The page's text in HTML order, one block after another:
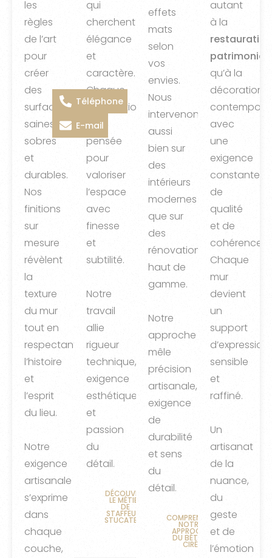
les
règles
de l’art
pour
créer
des
surfaces
saines,
sobres
et
durables.
Nos
finitions
sur
mesure
révèlent
la
texture
du mur
tout en
respectant
l’histoire
et
l’esprit
du lieu.
Notre
exigence
artisanale
s’exprime
dans
chaque
couche,
qui
cherchent
élégance
et
caractère.
Chaque
intervention
est
pensée
pour
valoriser
l’espace
avec
finesse
et
subtilité.
Notre
travail
allie
rigueur
technique,
exigence
esthétique
et
passion
du
détail.
DÉCOUVRIR
LE MÉTIER
DE
STAFFEUR-
STUCATEUR
effets
mats
selon
vos
envies.
Nous
intervenons
aussi
bien sur
des
intérieurs
modernes
que sur
des
rénovations
haut de
gamme.
Notre
approche
mêle
précision
artisanale,
exigence
de
durabilité
et sens
du
détail.
COMPRENDRE
NOTRE
APPROCHE
DU BÉTON
CIRÉ
autant
à la
restauration
qu’à la
décoration
avec
une
exigence
constante
de
qualité
et de
cohérence.
Chaque
mur
devient
un
support
d’expression
sensible
et
raffiné.
Un
artisanat
de la
nuance,
du
geste
et de
l’émotion
Téléphone
E-mail